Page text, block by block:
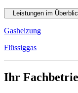
Leistungen im
Gasheizung
Flüssiggas
Ihr